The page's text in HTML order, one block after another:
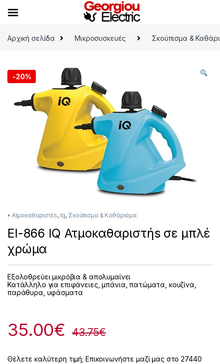
Αρχική σελίδα
Μικροσυσκευές Σκούπισμα &
-20%
• Ατμοκαθαριστέs, Iq, Σκούπισμα & Καθάρισμα
EI-866 IQ Ατμοκαθαριστήs σε μπλέ
χρώμα
Εξολοθρεύει μικρόβια & απολυμαίνει
Κατάλληλο για επιφάνειες, μπάνια, πατώματα, κουζίνα,
παράθυρα, υφάσματα
35.00€ 43.75€
Θέλετε καλύτερη τιμή; Επικοινωνήστε μαζί μας στο 27440